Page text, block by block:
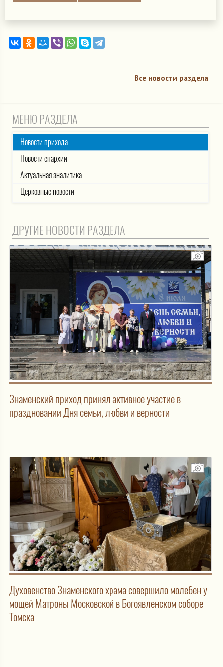
Все новости раздела
МЕНЮ РАЗДЕЛА
Новости прихода
Новости епархии
Актуальная аналитика
Церковные новости
ДРУГИЕ НОВОСТИ РАЗДЕЛА
Знаменский приход принял активное участие в
праздновании Дня семьи, любви и верности
Духовенство Знаменского храма совершило молебен у
мощей Матроны Московской в Богоявленском соборе
Томска